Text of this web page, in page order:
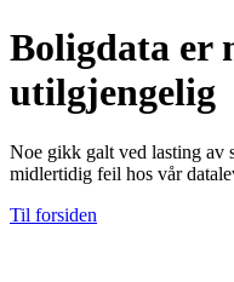
Boligdata er
utilgjengelig
Noe gikk galt ved lasting av
midlertidig feil hos vår
Til forsiden